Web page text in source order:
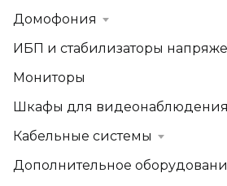
Домофония
ИБП и стабилизаторы
Мониторы
Шкафы для видеонаблюдения
Кабельные системы
Дополнительное